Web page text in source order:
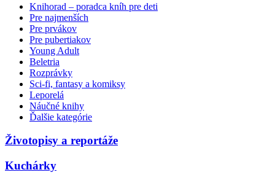
Knihorad – poradca kníh pre deti
Pre najmenších
Pre prvákov
Pre pubertiakov
Young Adult
Beletria
Rozprávky
Sci-fi, fantasy a komiksy
Leporelá
Náučné knihy
Ďalšie kategórie
Životopisy a reportáže
Kuchárky